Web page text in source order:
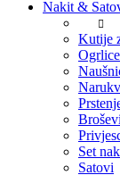
Nakit &
Kutije
Ogrlice
Broševi
Set
Satovi